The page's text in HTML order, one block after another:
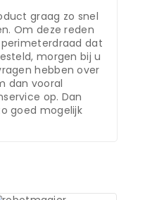
graag zo snel
Om deze reden
dat
morgen bij u
hebben over
dan vooral
op. Dan
goed mogelijk